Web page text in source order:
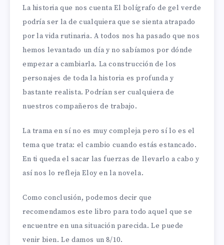
La historia que nos cuenta El bolígrafo de gel verde
podría ser la de cualquiera que se sienta atrapado
por la vida rutinaria. A todos nos ha pasado que nos
hemos levantado un día y no sabíamos por dónde
empezar a cambiarla. La construcción de los
personajes de toda la historia es profunda y
bastante realista. Podrían ser cualquiera de
nuestros compañeros de trabajo.
La trama en sí no es muy compleja pero sí lo es el
tema que trata: el cambio cuando estás estancado.
En ti queda el sacar las fuerzas de llevarlo a cabo y
así nos lo refleja Eloy en la novela.
Como conclusión, podemos decir que
recomendamos este libro para todo aquel que se
encuentre en una situación parecida. Le puede
venir bien. Le damos un 8/10.